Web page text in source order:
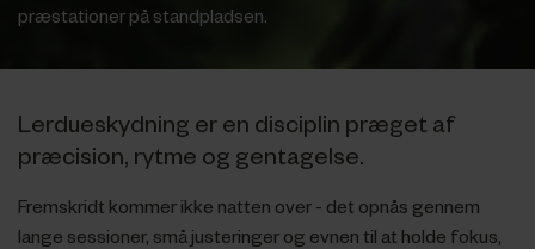
præstationer på standpladsen.
Lerdueskydning er en disciplin præget af
præcision, rytme og gentagelse.
Fremskridt kommer ikke natten over - det opnås gennem
lange sessioner, små justeringer og evnen til at holde fokus,